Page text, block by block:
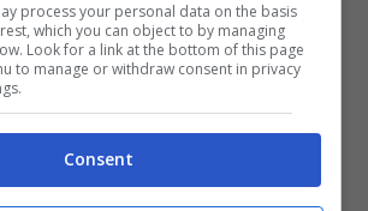
rispettive città metteranno a
spazi in cui prenderanno
Tra l’altro, si dovrebbe
dal 15 giugno fino al 31
process your personal data on the basis
which you can object to by managing
Look for a link at the bottom of this page
to manage or withdraw consent in privacy
Consent